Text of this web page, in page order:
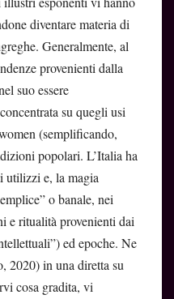
diventare materia di
Generalmente, al
provenienti dalla
suo essere
su quegli usi
(semplificando,
popolari. L’Italia ha
utilizzi e, la magia
o banale, nei
e ritualità provenienti dai
ed epoche. Ne
2020) in una diretta su
cosa gradita, vi